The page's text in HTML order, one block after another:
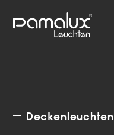
Deckenleuchten